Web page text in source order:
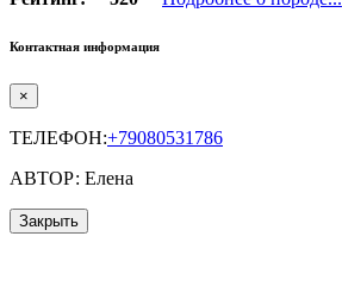
Контактная информация
×
ТЕЛЕФОН:+79080531786
АВТОР: Елена
Закрыть